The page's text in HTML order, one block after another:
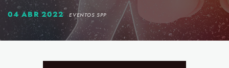
04 ABR 2022 EVENTOS SPP